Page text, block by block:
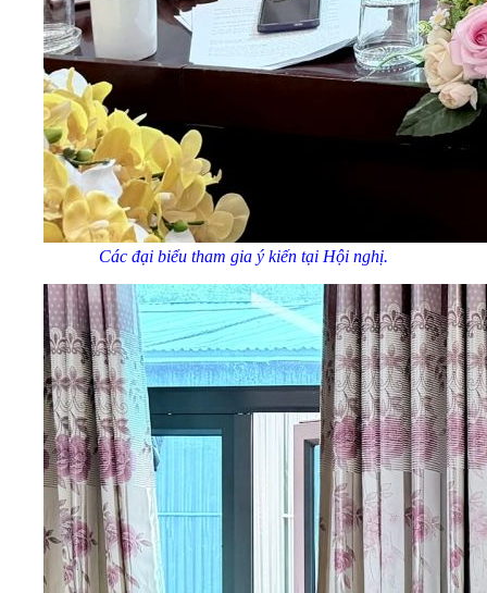
Các đại biểu tham gia ý kiến tại Hội nghị.